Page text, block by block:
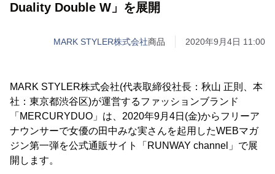
Duality Double W」を展開
MARK STYLER株式会社商品 2020年9月4日 11:00
MARK STYLER株式会社(代表取締役社長：秋山 正則、本
社：東京都渋谷区)が運営するファッションブランド
「MERCURYDUO」は、2020年9月4日(金)からフリーア
ナウンサーで女優の田中みな実さんを起用したWEBマガ
ジン第一弾を公式通販サイト「RUNWAY channel」で展
開します。